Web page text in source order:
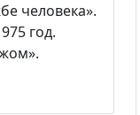
человека».
год.